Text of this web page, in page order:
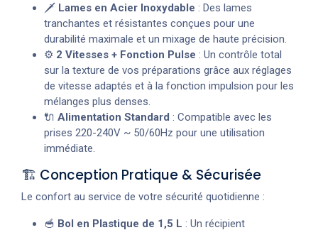
🗡️ Lames en Acier Inoxydable : Des lames
tranchantes et résistantes conçues pour une
durabilité maximale et un mixage de haute précision.
⚙️ 2 Vitesses + Fonction Pulse : Un contrôle total
sur la texture de vos préparations grâce aux réglages
de vitesse adaptés et à la fonction impulsion pour les
mélanges plus denses.
🔌 Alimentation Standard : Compatible avec les
prises 220-240V ~ 50/60Hz pour une utilisation
immédiate.
🏗️ Conception Pratique & Sécurisée
Le confort au service de votre sécurité quotidienne :
🥣 Bol en Plastique de 1,5 L : Un récipient